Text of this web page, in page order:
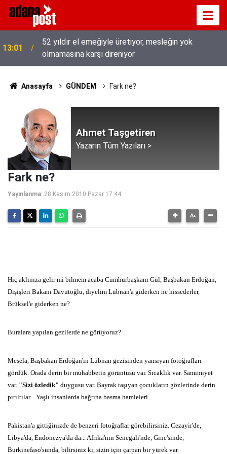
13:01
52 yıldır el emeğiyle üretiyor, mesleğin yok
olmamasına karşı direniyor
Anasayfa GÜNDEM Fark ne?
Ahmet Taşgetiren
Yazarın Tüm Yazıları >
Fark ne?
Yayınlanma: 28 Kasım 2010 Pazar 17:44
Hiç aklınıza gelir mi bilmem acaba Cumhurbaşkanı Gül, Başbakan Erdoğan,
Dışişleri Bakanı Davutoğlu, diyelim Lübnan'a giderken ne hissederler,
Brüksel'e giderken ne?
Buralara yapılan gezilerde ne görüyoruz?
Mesela, Başbakan Erdoğan'ın Lübnan gezisinden yansıyan fotoğrafları
gördük. Orada derin bir muhabbetin görüntüsü var. Sıcaklık var. Samimiyet
var. "Sizi özledik" duygusu var. Bayrak taşıyan çocukların gözlerinde derin
pırıltılar... Yaşlı insanlarda bağrına basma hamleleri...
Pakistan'a gittiğinizde de benzeri fotoğraflar görebilirsiniz. Cezayir'de,
Libya'da, Endonezya'da da... Afrika'nın Senegali'nde, Gine'sinde,
Burkinefaso'sunda, bilirsiniz ki, sizin için çarpan bir yürek var.